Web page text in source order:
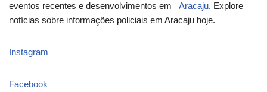
eventos recentes e desenvolvimentos em
Aracaju. Explore
notícias sobre informações policiais em Aracaju hoje.
Instagram
Facebook